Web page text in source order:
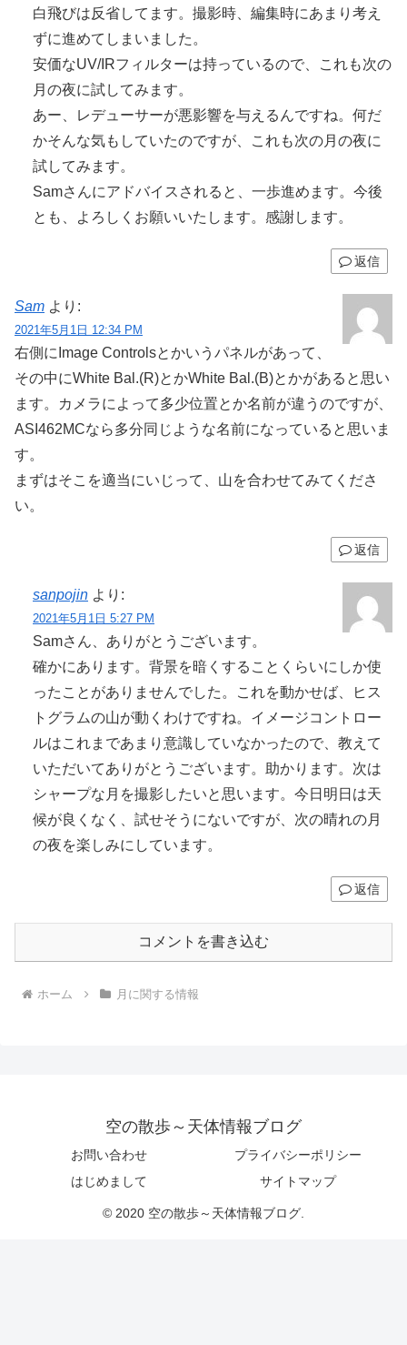
白飛びは反省してます。撮影時、編集時にあまり考え
ずに進めてしまいました。
安価なUV/IRフィルターは持っているので、これも次の
月の夜に試してみます。
あー、レデューサーが悪影響を与えるんですね。何だ
かそんな気もしていたのですが、これも次の月の夜に
試してみます。
Samさんにアドバイスされると、一歩進めます。今後
とも、よろしくお願いいたします。感謝します。
返信
Sam より:
2021年5月1日 12:34 PM
右側にImage Controlsとかいうパネルがあって、
その中にWhite Bal.(R)とかWhite Bal.(B)とかがあると思い
ます。カメラによって多少位置とか名前が違うのですが、
ASI462MCなら多分同じような名前になっていると思いま
す。
まずはそこを適当にいじって、山を合わせてみてくださ
い。
返信
sanpojin より:
2021年5月1日 5:27 PM
Samさん、ありがとうございます。
確かにあります。背景を暗くすることくらいにしか使
ったことがありませんでした。これを動かせば、ヒス
トグラムの山が動くわけですね。イメージコントロー
ルはこれまであまり意識していなかったので、教えて
いただいてありがとうございます。助かります。次は
シャープな月を撮影したいと思います。今日明日は天
候が良くなく、試せそうにないですが、次の晴れの月
の夜を楽しみにしています。
返信
コメントを書き込む
ホーム 月に関する情報
空の散歩～天体情報ブログ
お問い合わせ
プライバシーポリシー
はじめまして
サイトマップ
© 2020 空の散歩～天体情報ブログ.